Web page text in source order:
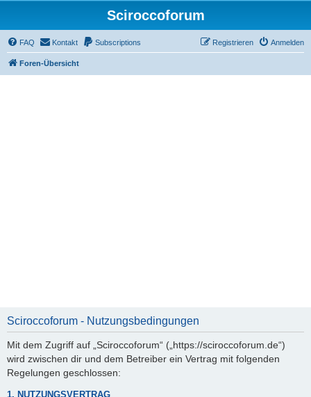
Sciroccoforum
FAQ Kontakt Subscriptions Anmelden
Registrieren
Foren-Übersicht
Sciroccoforum - Nutzungsbedingungen
Mit dem Zugriff auf „Sciroccoforum“ („https://sciroccoforum.de“)
wird zwischen dir und dem Betreiber ein Vertrag mit folgenden
Regelungen geschlossen: